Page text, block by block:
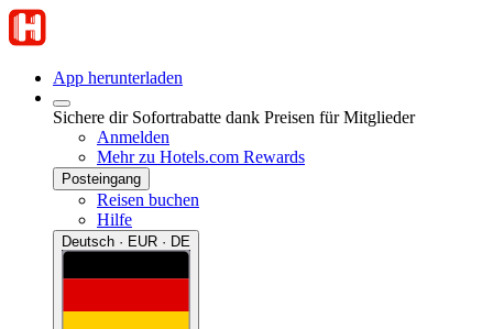
App herunterladen
Sichere dir Sofortrabatte dank Preisen für Mitglieder
Anmelden
Mehr zu Hotels.com Rewards
Posteingang
Reisen buchen
Hilfe
Deutsch · EUR · DE